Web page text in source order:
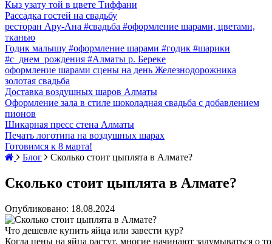
Кыз узату той в цвете Тиффани
Рассадка гостей на свадьбу
ресторан Ару-Ана #свадьба #оформление шарами, цветами,
тканью
Годик малышу #оформление шарами #годик #шарики
#с_днем_рождения #Алматы р. Береке
оформление шарами сцены на день Железнодорожника
золотая свадьба
Доставка воздушных шаров Алматы
Оформление зала в стиле шоколадная свадьба с добавлением
пионов
Шикарная пресс стена Алматы
Печать логотипа на воздушных шарах
Готовимся к 8 марта!
Блог
Сколько стоит цыплята в Алмате?
Сколько стоит цыплята в Алмате?
Опубликовано: 18.08.2024
Что дешевле купить яйца или завести кур?
Когда цены на яйца растут, многие начинают задумываться о